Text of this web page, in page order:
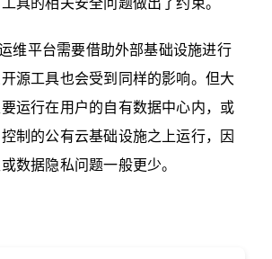
具的相关安全问题做出了约束。
维‍平台需要借助外部基础设施进行
源工具也会受到同样的影响。但大
运行在用户的自有数据中心内，或
制的公有云基础设施之上运行，因
数据隐私问题一般更少。